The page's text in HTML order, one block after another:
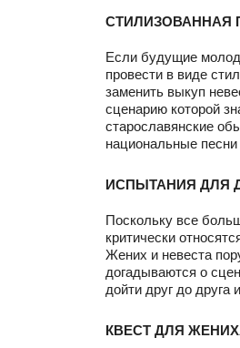
СТИЛИЗОВАННАЯ
Если будущие
провести в виде
заменить выкуп
сценарию которой
старославянские
национальные
ИСПЫТАНИЯ ДЛЯ
Поскольку все
критически
Жених и невеста
догадываются о
дойти друг до друга
КВЕСТ ДЛЯ